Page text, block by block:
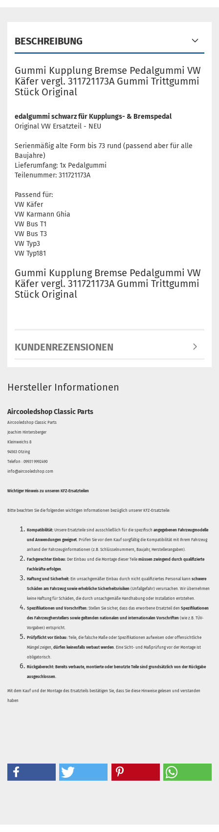
BESCHREIBUNG
Gummi Kupplung Bremse Pedalgummi VW
Käfer vergl. 311721173A Gummi Trittgummi
Stück Original
edalgummi schwarz für Kupplungs- & Bremspedal
Original VW Ersatzteil - NEU
Serienmäßig alte Form bis 73 rund (passend aber für alle
Baujahre)
Lieferumfang: 1x Pedalgummi
Teilenummer: 311721173A
Passend für:
VW Käfer
VW Karmann Ghia
VW Bus T1
VW Bus T3
VW Typ3
VW Typ181
Gummi Kupplung Bremse Pedalgummi VW
Käfer vergl. 311721173A Gummi Trittgummi
Stück Original
KUNDENREZENSIONEN
Hersteller Informationen
Aircooledshop Classic Parts
Aircooledshop Classic Parts
Joachim Hintersberger
Kleinweichs 8
94563 Otzing
Telefon : 09931 9992490
info@aircooledshop.com
Wichtiger Hinweis zu unseren KFZ-Ersatzteilen
Bitte beachten Sie die folgenden wichtigen Informationen bezüglich unserer KFZ-Ersatzteile:
Kompatibilität: Unsere Ersatzteile sind ausschließlich für die spezifisch angegebenen Fahrzeugmodelle
und Anwendungen geeignet. Prüfen Sie vor dem Kauf sorgfältig die Kompatibilität mit Ihrem Fahrzeug
anhand der Fahrzeuginformationen (z.B. Schlüsselnummern, Baujahr, Herstellerangaben).
Fachgerechter Einbau: Der Einbau und die Montage dieser Teile müssen zwingend durch qualifizierte
Fachkräfte erfolgen.
Haftung und Sicherheit: Ein unsachgemäßer Einbau durch nicht qualifiziertes Personal kann schwere
Schäden am Fahrzeug sowie erhebliche Sicherheitsrisiken (Unfallgefahr) verursachen. Wir übernehmen
keine Haftung für Schäden, die durch unsachgemäße Handhabung oder Installation entstehen.
Spezifikationen und Vorschriften: Stellen Sie sicher, dass das erworbene Ersatzteil den Spezifikationen
des Fahrzeugherstellers sowie geltenden nationalen und internationalen Vorschriften (wie z.B. TÜV-
Vorgaben) entspricht.
Prüfpflicht vor Einbau: Teile, die falsche Maße oder Spezifikationen aufweisen oder offensichtliche
Mängel zeigen, dürfen keinesfalls verbaut werden. Eine Sicht- und Maßprüfung vor der Montage ist
obligatorisch.
Rückgaberecht: Bereits verbaute, montierte oder benutzte Teile sind grundsätzlich von der Rückgabe
ausgeschlossen.
Mit dem Kauf und der Montage des Ersatzteils bestätigen Sie, dass Sie diese Hinweise gelesen und verstanden
haben